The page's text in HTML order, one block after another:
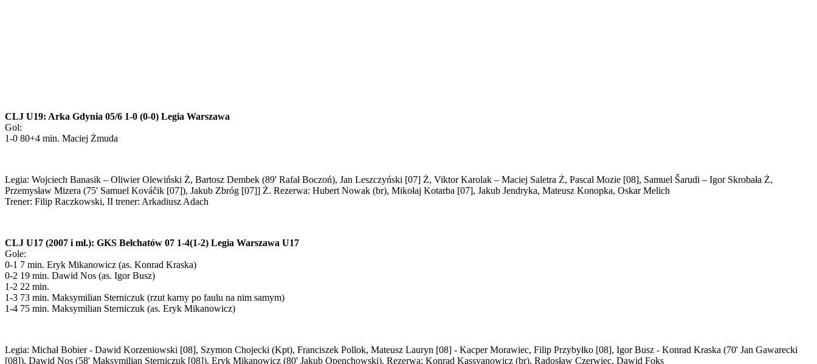
CLJ U19: Arka Gdynia 05/6 1-0 (0-0) Legia Warszawa
Gol:
1-0 80+4 min. Maciej Żmuda
Legia: Wojciech Banasik – Oliwier Olewiński Ż, Bartosz Dembek (89' Rafał Boczoń), Jan Leszczyński [07] Ż, Viktor Karolak – Maciej Saletra Ż, Pascal Mozie [08], Samuel Šarudi – Igor Skrobała Ż,
Przemysław Mizera (75' Samuel Kováčik [07]), Jakub Zbróg [07]] Ż. Rezerwa: Hubert Nowak (br), Mikołaj Kotarba [07], Jakub Jendryka, Mateusz Konopka, Oskar Melich
Trener: Filip Raczkowski, II trener: Arkadiusz Adach
CLJ U17 (2007 i mł.): GKS Bełchatów 07 1-4(1-2) Legia Warszawa U17
Gole:
0-1 7 min. Eryk Mikanowicz (as. Konrad Kraska)
0-2 19 min. Dawid Nos (as. Igor Busz)
1-2 22 min.
1-3 73 min. Maksymilian Sterniczuk (rzut karny po faulu na nim samym)
1-4 75 min. Maksymilian Sterniczuk (as. Eryk Mikanowicz)
Legia: Michał Bobier - Dawid Korzeniowski [08], Szymon Chojecki (Kpt), Franciszek Pollok, Mateusz Lauryn [08] - Kacper Morawiec, Filip Przybyłko [08], Igor Busz - Konrad Kraska (70' Jan Gawarecki
[08]), Dawid Nos (58' Maksymilian Sterniczuk [08]), Eryk Mikanowicz (80' Jakub Openchowski). Rezerwa: Konrad Kassyanowicz (br), Radosław Czerwiec, Dawid Foks